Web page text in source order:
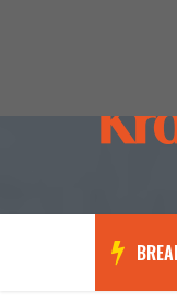
Καλώς
Πως
γυναικείο μυαλό σε